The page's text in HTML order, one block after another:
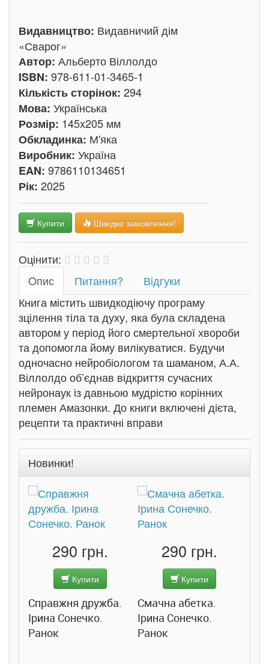
Видавництво: Видавничий дім
«Сварог»
Автор: Альберто Віллолдо
ISBN: 978-611-01-3465-1
Кількість сторінок: 294
Мова: Українська
Розмір: 145x205 мм
Обкладинка: М'яка
Виробник: Україна
EAN: 9786110134651
Рік: 2025
Купити Швидке замовлення!
Оцінити:
Oпис
Питання?
Відгуки
Книга містить швидкодіючу програму
зцілення тіла та духу, яка була складена
автором у період його смертельної хвороби
та допомогла йому вилікуватися. Будучи
одночасно нейробіологом та шаманом, А.А.
Віллолдо об’єднав відкриття сучасних
нейронаук із давньою мудрістю корінних
племен Амазонки. До книги включені дієта,
рецепти та практичні вправи
Новинки!
290 грн.
Купити
Справжня дружба.
Ірина Сонечко.
Ранок
290 грн.
Купити
Смачна абетка.
Ірина Сонечко.
Ранок